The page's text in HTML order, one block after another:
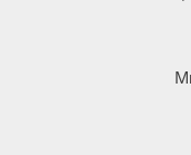
Речі за